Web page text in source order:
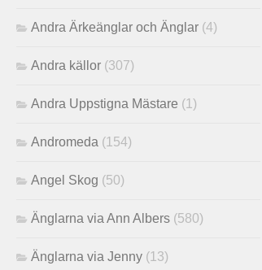
Andra Ärkeänglar och Änglar (4)
Andra källor (307)
Andra Uppstigna Mästare (1)
Andromeda (154)
Angel Skog (50)
Änglarna via Ann Albers (580)
Änglarna via Jenny (13)